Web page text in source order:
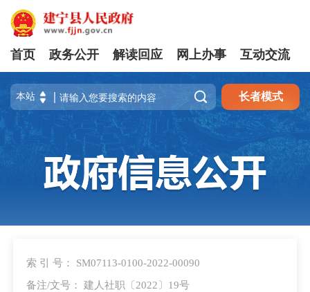
首页 政务公开 解读回应 网上办事 互动交流
 长者模式
索 引 号： SM07113-0100-2022-00090
备注/文号： 建人社职〔2022〕19号